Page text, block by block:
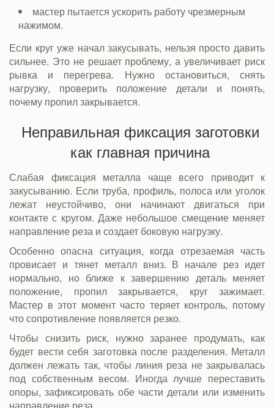
мастер пытается ускорить работу чрезмерным
нажимом.
Если круг уже начал закусывать, нельзя просто давить
сильнее. Это не решает проблему, а увеличивает риск
рывка и перегрева. Нужно остановиться, снять
нагрузку, проверить положение детали и понять,
почему пропил закрывается.
Неправильная фиксация заготовки
как главная причина
Слабая фиксация металла чаще всего приводит к
закусыванию. Если труба, профиль, полоса или уголок
лежат неустойчиво, они начинают двигаться при
контакте с кругом. Даже небольшое смещение меняет
направление реза и создает боковую нагрузку.
Особенно опасна ситуация, когда отрезаемая часть
провисает и тянет металл вниз. В начале рез идет
нормально, но ближе к завершению деталь меняет
положение, пропил закрывается, круг зажимает.
Мастер в этот момент часто теряет контроль, потому
что сопротивление появляется резко.
Чтобы снизить риск, нужно заранее продумать, как
будет вести себя заготовка после разделения. Металл
должен лежать так, чтобы линия реза не закрывалась
под собственным весом. Иногда лучше переставить
опоры, зафиксировать обе части детали или изменить